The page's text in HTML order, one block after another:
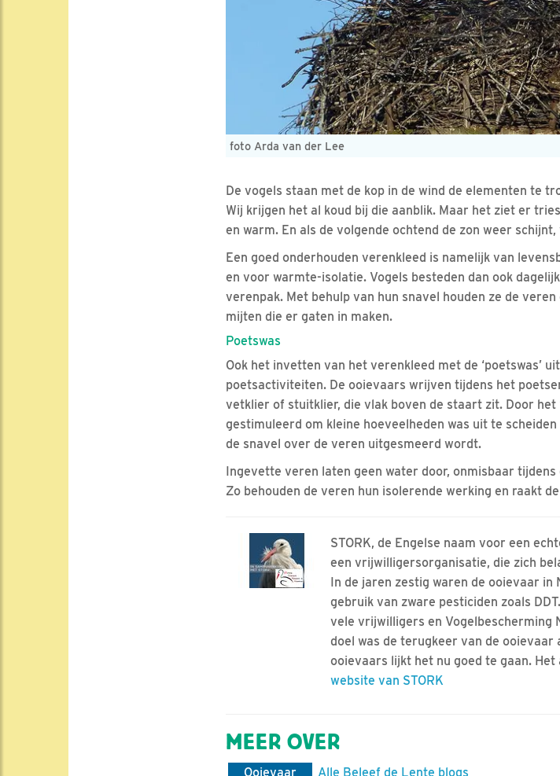
foto Arda van der Lee
De vogels staan met de kop in de wind de elementen te
Wij krijgen het al koud bij die aanblik. Maar het ziet er
en warm. En als de volgende ochtend de zon weer
Een goed onderhouden verenkleed is namelijk van
en voor warmte-isolatie. Vogels besteden dan ook
verenpak. Met behulp van hun snavel houden ze de
mijten die er gaten in maken.
Poetswas
Ook het invetten van het verenkleed met de ‘poetswas’
poetsactiviteiten. De ooievaars wrijven tijdens het
vetklier of stuitklier, die vlak boven de staart zit. Door het
gestimuleerd om kleine hoeveelheden was uit te
de snavel over de veren uitgesmeerd wordt.
Ingevette veren laten geen water door, onmisbaar
Zo behouden de veren hun isolerende werking en raakt
STORK, de Engelse naam voor een
een vrijwilligersorganisatie, die zich
In de jaren zestig waren de ooievaar
gebruik van zware pesticiden zoals
vele vrijwilligers en Vogelbescherming
doel was de terugkeer van de
ooievaars lijkt het nu goed te gaan.
website van STORK
MEER OVER
Ooievaar Alle Beleef de Lente blogs